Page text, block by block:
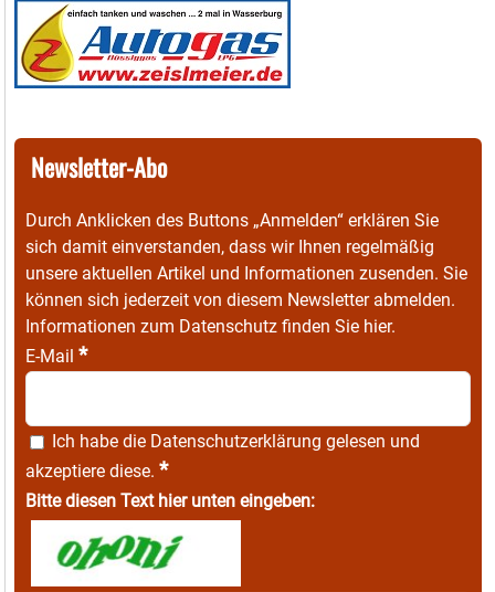
Newsletter-Abo
Durch Anklicken des Buttons „Anmelden“ erklären Sie
sich damit einverstanden, dass wir Ihnen regelmäßig
unsere aktuellen Artikel und Informationen zusenden. Sie
können sich jederzeit von diesem Newsletter abmelden.
Informationen zum Datenschutz finden Sie hier.
E-Mail *
Ich habe die Datenschutzerklärung gelesen und
akzeptiere diese. *
Bitte diesen Text hier unten eingeben: